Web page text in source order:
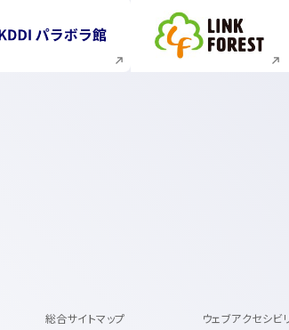
く 新規ウィンドウで開く 新規ウィンド
総合サイトマップ ウェブアクセシビ